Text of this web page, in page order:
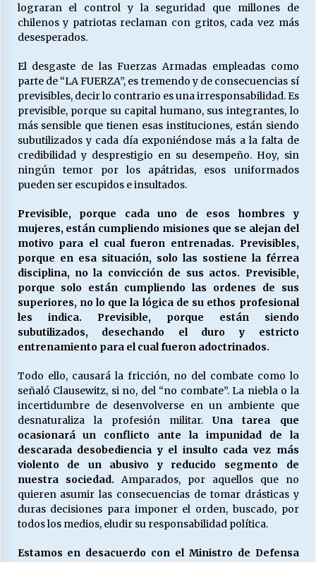
lograran el control y la seguridad que millones de
chilenos y patriotas reclaman con gritos, cada vez más
desesperados.
El desgaste de las Fuerzas Armadas empleadas como
parte de “LA FUERZA”, es tremendo y de consecuencias sí
previsibles, decir lo contrario es una irresponsabilidad. Es
previsible, porque su capital humano, sus integrantes, lo
más sensible que tienen esas instituciones, están siendo
subutilizados y cada día exponiéndose más a la falta de
credibilidad y desprestigio en su desempeño. Hoy, sin
ningún temor por los apátridas, esos uniformados
pueden ser escupidos e insultados.
Previsible, porque cada uno de esos hombres y
mujeres, están cumpliendo misiones que se alejan del
motivo para el cual fueron entrenadas. Previsibles,
porque en esa situación, solo las sostiene la férrea
disciplina, no la convicción de sus actos. Previsible,
porque solo están cumpliendo las ordenes de sus
superiores, no lo que la lógica de su ethos profesional
les indica. Previsible, porque están siendo
subutilizados, desechando el duro y estricto
entrenamiento para el cual fueron adoctrinados.
Todo ello, causará la fricción, no del combate como lo
señaló Clausewitz, si no, del “no combate”. La niebla o la
incertidumbre de desenvolverse en un ambiente que
desnaturaliza la profesión militar.Una tarea que
ocasionará un conflicto ante la impunidad de la
descarada desobediencia y el insulto cada vez más
violento de un abusivo y reducido segmento de
nuestra sociedad. Amparados, por aquellos que no
quieren asumir las consecuencias de tomar drásticas y
duras decisiones para imponer el orden, buscado, por
todos los medios, eludir su responsabilidad política.
Estamos en desacuerdo con el Ministro de Defensa